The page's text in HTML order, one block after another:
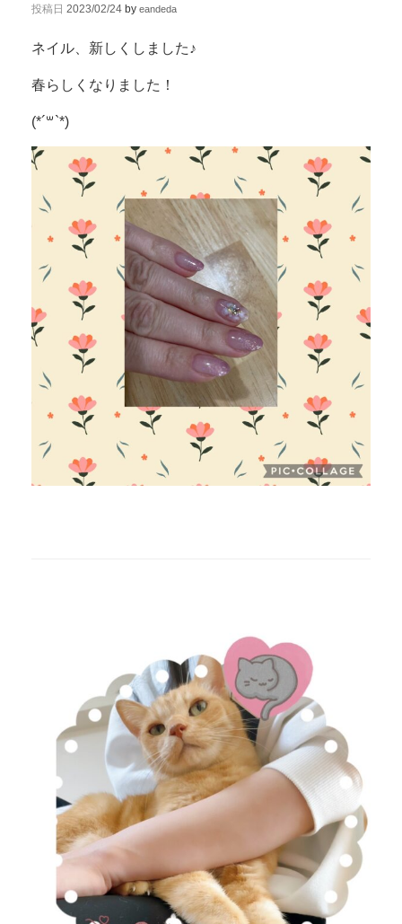
投稿日 2023/02/24 by eandeda
ネイル、新しくしました♪
春らしくなりました！
(*´꒳`*)